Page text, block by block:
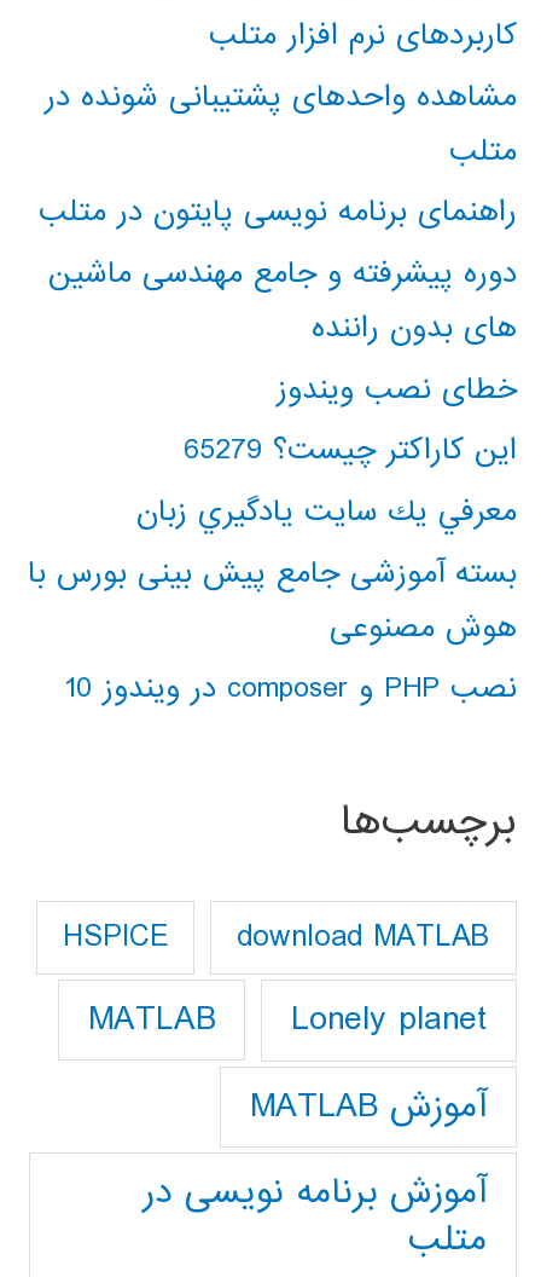
کاربردهای نرم افزار متلب
مشاهده واحدهای پشتیبانی شونده در
متلب
راهنمای برنامه نویسی پایتون در متلب
دوره پیشرفته و جامع مهندسی ماشین
های بدون راننده
خطای نصب ویندوز
این کاراکتر چیست؟ 65279
معرفي يك سايت يادگيري زبان
بسته آموزشی جامع پیش بینی بورس با
هوش مصنوعی
نصب PHP و composer در ویندوز 10
برچسب‌ها
download MATLAB
HSPICE
Lonely planet
MATLAB
آموزش MATLAB
آموزش برنامه نویسی در
متلب